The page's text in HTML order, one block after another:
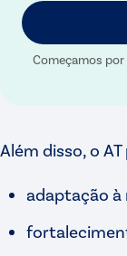
Começamos por
Além disso, o
adaptação à